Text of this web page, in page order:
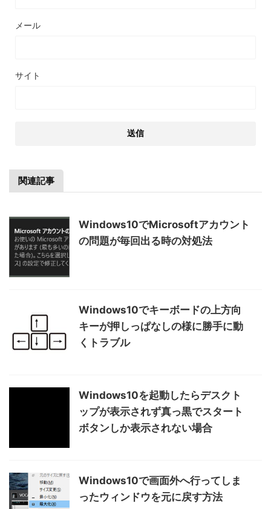
メール
サイト
関連記事
Windows10でMicrosoftアカウント
の問題が毎回出る時の対処法
Windows10でキーボードの上方向
キーが押しっぱなしの様に勝手に動
くトラブル
Windows10を起動したらデスクト
ップが表示されず真っ黒でスタート
ボタンしか表示されない場合
Windows10で画面外へ行ってしま
ったウィンドウを元に戻す方法